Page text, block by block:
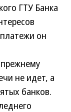
ГТУ Банка
он
не идет, а
банков.